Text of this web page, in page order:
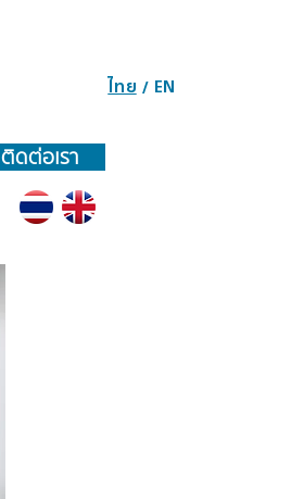
ไทย / EN
ติดต่อเรา